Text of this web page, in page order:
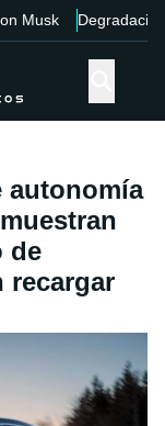
Musk Degradación
autonomía
de
recargar